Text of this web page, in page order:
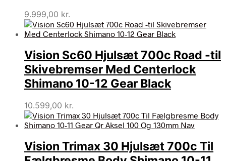
9.999,00 kr.
Vision Sc60 Hjulsæt 700c Road -til
Skivebremser Med Centerlock
Shimano 10-12 Gear Black
10.599,00 kr.
Vision Trimax 30 Hjulsæt 700c Til